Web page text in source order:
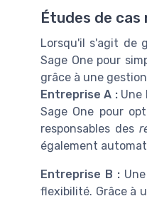
Études de cas
Lorsqu'il s'agit de
Sage One pour
grâce à une
Entreprise A :Une
Sage One pour
responsables des
également
Entreprise B :Une
flexibilité. Grâce à